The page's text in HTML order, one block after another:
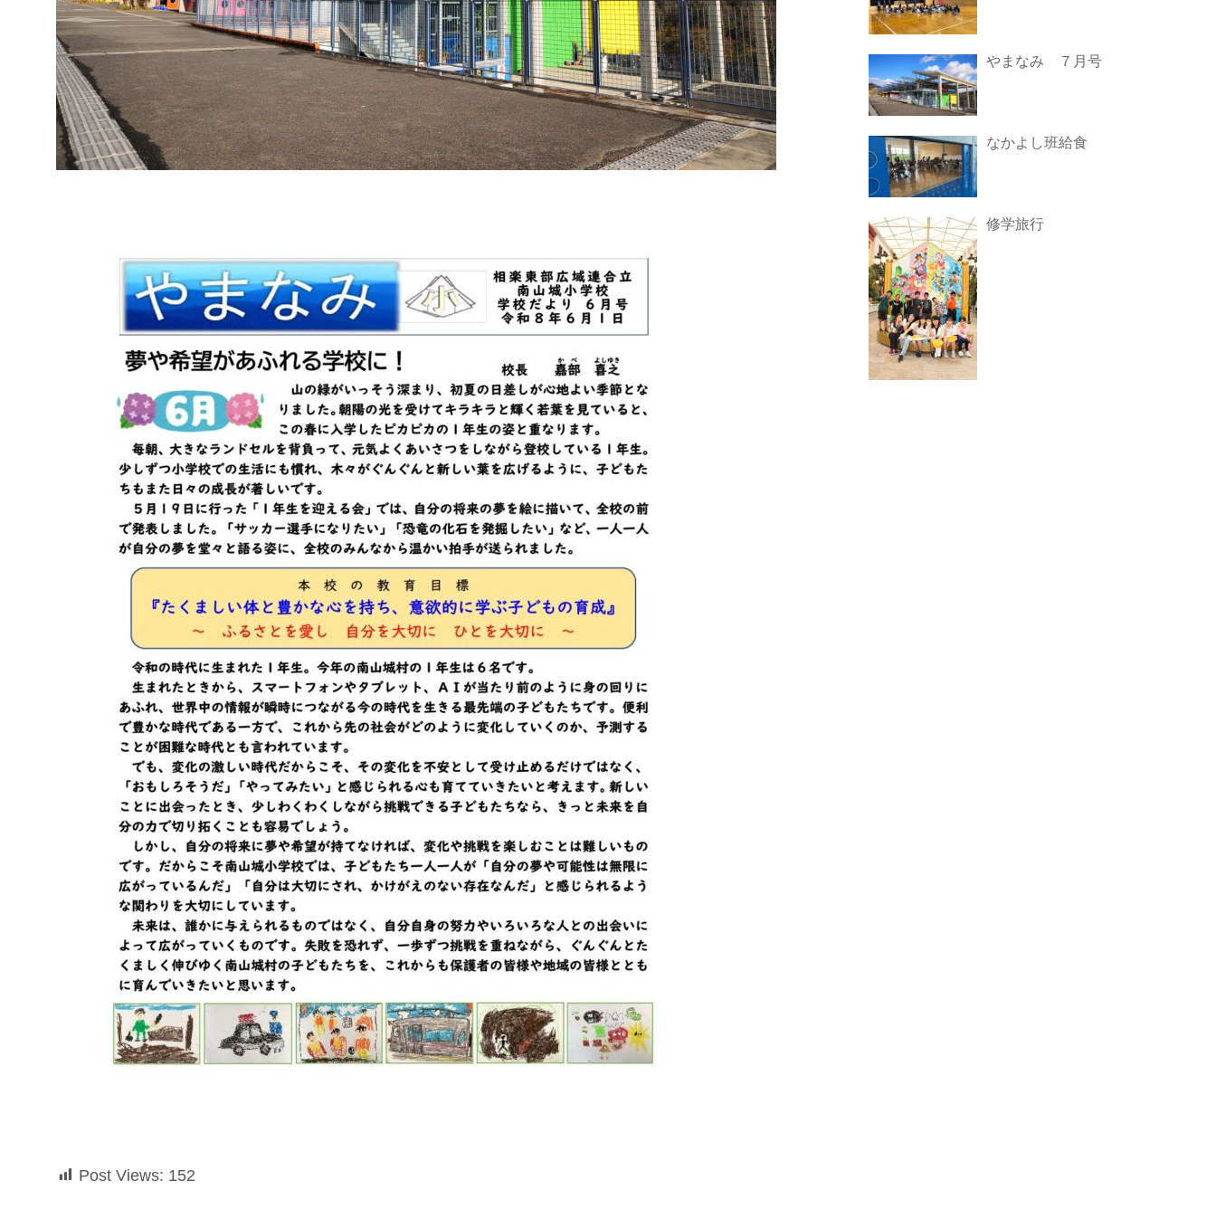
Post Views: 152
やまなみ ７月号
なかよし班給食
修学旅行